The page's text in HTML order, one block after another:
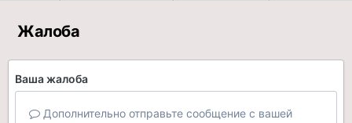
Жалоба
Ваша жалоба
Дополнительно отправьте сообщение с вашей